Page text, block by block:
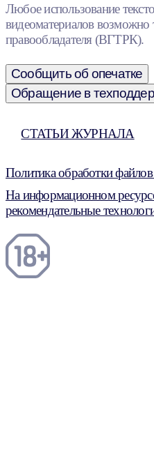
Любое использование
видеоматериалов возможно
правообладателя (ВГТРК).
Сообщить об опечатке
Обращение в
СТАТЬИ ЖУРНАЛА
Политика обработки
На информационном
рекомендательные